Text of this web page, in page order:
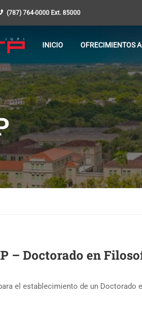
(787) 764-0000 Ext. 85000
INICIO OFRECIMIENTOS
– Doctorado en
el establecimiento de un